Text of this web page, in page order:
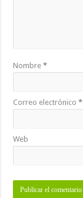
Nombre*
Correo electrónico*
Web